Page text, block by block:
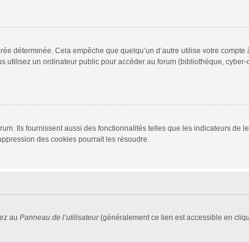
déterminée. Cela empêche que quelqu’un d’autre utilise votre
utilisez un ordinateur public pour accéder au forum (bibliothèque,
Ils fournissent aussi des fonctionnalités telles que les indicateurs de
des cookies pourrait les résoudre.
au Panneau de l’utilisateur(généralement ce lien est accessible en